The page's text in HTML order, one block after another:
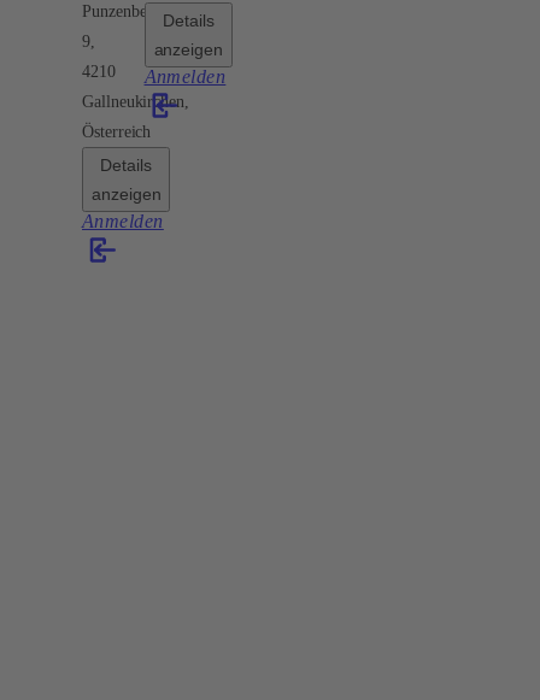
Punzenberg
9,
4210
Gallneukirchen,
Österreich
Details
anzeigen
Anmelden
Details
anzeigen
Anmelden